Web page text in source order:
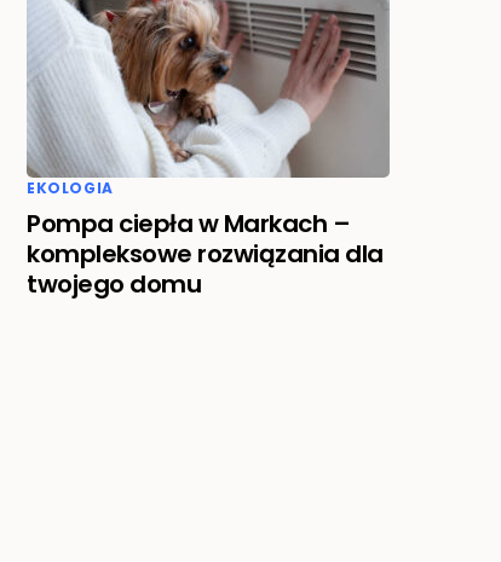
EKOLOGIA
Pompa ciepła w Markach –
kompleksowe rozwiązania dla
twojego domu